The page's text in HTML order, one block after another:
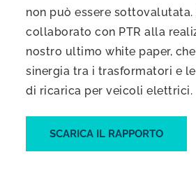
non può essere sottovalutata.
collaborato con PTR alla
nostro ultimo white paper,
sinergia tra i trasformatori e
di ricarica per veicoli elettrici.
SCARICA IL RAPPORTO